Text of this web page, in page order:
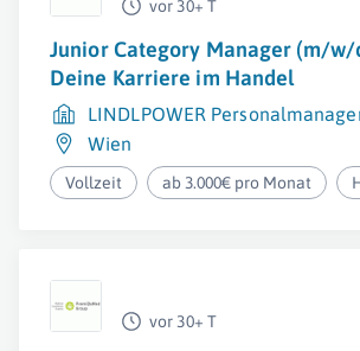
vor 30+ T
Junior Category Manager (m/w/
Deine Karriere im Handel
LINDLPOWER
Wien
Vollzeit ab 3.000€ pro Monat
vor 30+ T